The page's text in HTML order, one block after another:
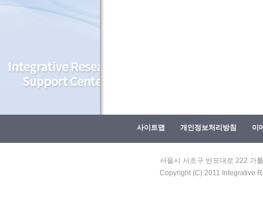
사이트맵 개인정보처리방침 이
서울시 서초구 반포대로 222 가
Copyright (C) 2011 Integrative